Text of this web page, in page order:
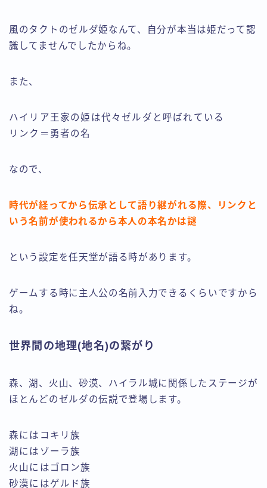
風のタクトのゼルダ姫なんて、自分が本当は姫だって認
識してませんでしたからね。
また、
ハイリア王家の姫は代々ゼルダと呼ばれている
リンク＝勇者の名
なので、
時代が経ってから伝承として語り継がれる際、リンクと
いう名前が使われるから本人の本名かは謎
という設定を任天堂が語る時があります。
ゲームする時に主人公の名前入力できるくらいですから
ね。
世界間の地理(地名)の繋がり
森、湖、火山、砂漠、ハイラル城に関係したステージが
ほとんどのゼルダの伝説で登場します。
森にはコキリ族
湖にはゾーラ族
火山にはゴロン族
砂漠にはゲルド族